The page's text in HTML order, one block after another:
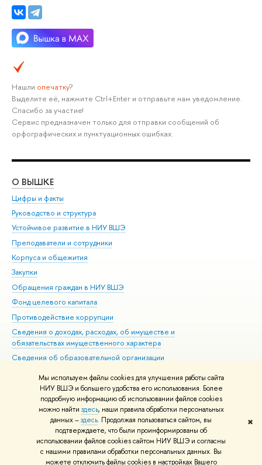
Мы используем файлы cookies для улучшения работы сайта
НИУ ВШЭ и большего удобства его использования. Более
подробную информацию об использовании файлов cookies
можно найти здесь, наши правила обработки персональных
данных –здесь. Продолжая пользоваться сайтом, вы
подтверждаете, что были проинформированы об
использовании файлов cookies сайтом НИУ ВШЭ и согласны
с нашими правилами обработки персональных данных. Вы
можете отключить файлы cookies в настройках Вашего
✖
Нашли опечатку?
Выделите её, нажмите Ctrl+Enter и отправьте нам уведомление.
Спасибо за участие!
Сервис предназначен только для отправки сообщений об
орфографических и пунктуационных ошибках.
О ВЫШКЕ
Цифры и факты
Руководство и структура
Устойчивое развитие в НИУ ВШЭ
Преподаватели и сотрудники
Корпуса и общежития
Закупки
Обращения граждан в НИУ ВШЭ
Фонд целевого капитала
Противодействие коррупции
Сведения о доходах, расходах, об имуществе и
обязательствах имущественного характера
Сведения об образовательной организации
Людям с ограниченными возможностями здоровья
Единая платежная страница
Работа в Вышке
© НИУ ВШЭ 1993–2026 Адреса и контакты Условия использования
материалов Политика конфиденциальности Карта сайта